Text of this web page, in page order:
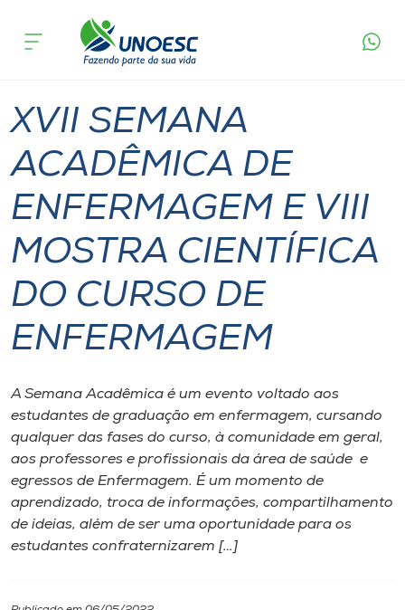
Cursos
Pesquisa
Atendimento ao Estudante
Portal de Ensino
Unoesc
Internacionalização
I.nova
Diplomados
Cultura
acontece
ENFERMAGEM
XVII SEMANA
ACADÊMICA DE
ENFERMAGEM E VIII
MOSTRA CIENTÍFICA
DO CURSO DE
ENFERMAGEM
A Semana Acadêmica é um evento voltado aos
estudantes de graduação em enfermagem, cursando
qualquer das fases do curso, à comunidade em geral,
aos professores e profissionais da área de saúde e
egressos de Enfermagem. É um momento de
aprendizado, troca de informações, compartilhamento
de ideias, além de ser uma oportunidade para os
estudantes confraternizarem […]